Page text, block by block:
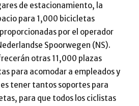
de estacionamiento, la
para 1,000 bicicletas
por el operador
Spoorwegen (NS).
otras 11,000 plazas
para acomodar a empleados y
tener tantos soportes para
para que todos los ciclistas